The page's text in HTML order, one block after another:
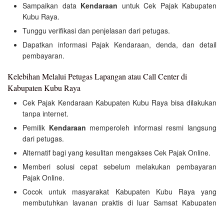
Sampaikan data Kendaraan untuk Cek Pajak Kabupaten
Kubu Raya.
Tunggu verifikasi dan penjelasan dari petugas.
Dapatkan informasi Pajak Kendaraan, denda, dan detail
pembayaran.
Kelebihan Melalui Petugas Lapangan atau Call Center di
Kabupaten Kubu Raya
Cek Pajak Kendaraan Kabupaten Kubu Raya bisa dilakukan
tanpa internet.
Pemilik Kendaraan memperoleh informasi resmi langsung
dari petugas.
Alternatif bagi yang kesulitan mengakses Cek Pajak Online.
Memberi solusi cepat sebelum melakukan pembayaran
Pajak Online.
Cocok untuk masyarakat Kabupaten Kubu Raya yang
membutuhkan layanan praktis di luar Samsat Kabupaten